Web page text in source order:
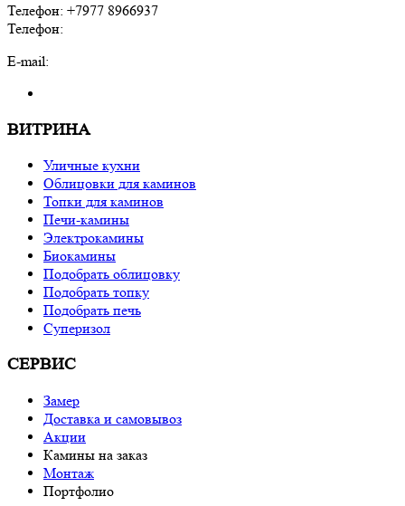
Телефон: +7977 8966937
Телефон:
E-mail:
ВИТРИНА
Уличные кухни
Облицовки для каминов
Топки для каминов
Печи-камины
Электрокамины
Биокамины
Подобрать облицовку
Подобрать топку
Подобрать печь
Суперизол
СЕРВИС
Замер
Доставка и самовывоз
Акции
Камины на заказ
Монтаж
Портфолио